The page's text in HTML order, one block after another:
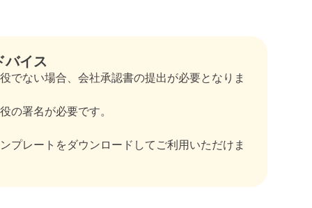
バイス
でない場合、会社承認書の提出が必要となりま
の署名が必要です。
プレートをダウンロードしてご利用いただけま